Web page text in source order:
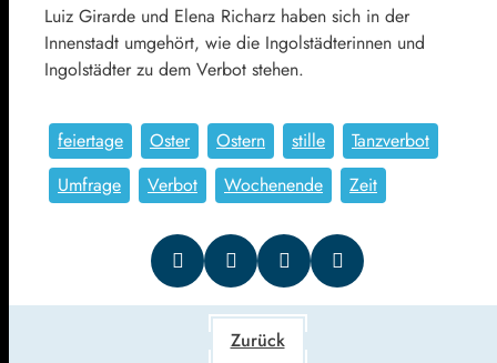
Luiz Girarde und Elena Richarz haben sich in der
Innenstadt umgehört, wie die Ingolstädterinnen und
Ingolstädter zu dem Verbot stehen.
feiertage Oster Ostern stille
Tanzverbot
Umfrage
Verbot Wochenende Zeit
Zurück